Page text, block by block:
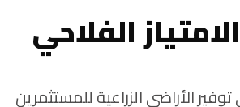
الأراضي الزراعية للمستثمرين